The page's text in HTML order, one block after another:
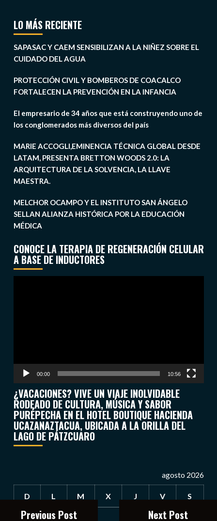
LO MÁS RECIENTE
SAPASAC Y CAEM SENSIBILIZAN A LA NIÑEZ SOBRE EL
CUIDADO DEL AGUA
PROTECCIÓN CIVIL Y BOMBEROS DE COACALCO
FORTALECEN LA PREVENCIÓN EN LA INFANCIA
El empresario de 34 años que está construyendo uno de
los conglomerados más diversos del país
MARIE ACCOGLI,EMINENCIA TÉCNICA GLOBAL DESDE
LATAM, PRESENTA BRETTON WOODS 2.0: LA
ARQUITECTURA DE LA SOLVENCIA, LA LLAVE
MAESTRA.
MELCHOR OCAMPO Y EL INSTITUTO SAN ÁNGELO
SELLAN ALIANZA HISTÓRICA POR LA EDUCACIÓN
MÉDICA
CONOCE LA TERAPIA DE REGENERACIÓN CELULAR
A BASE DE INDUCTORES
00:00 10:56
¿VACACIONES? VIVE UN VIAJE INOLVIDABLE
RODEADO DE CULTURA, MÚSICA Y SABOR
PURÉPECHA EN EL HOTEL BOUTIQUE HACIENDA
UCAZANAZTACUA, UBICADA A LA ORILLA DEL
LAGO DE PÁTZCUARO
agosto 2026
D L M X J V S
1
Previous Post Next Post